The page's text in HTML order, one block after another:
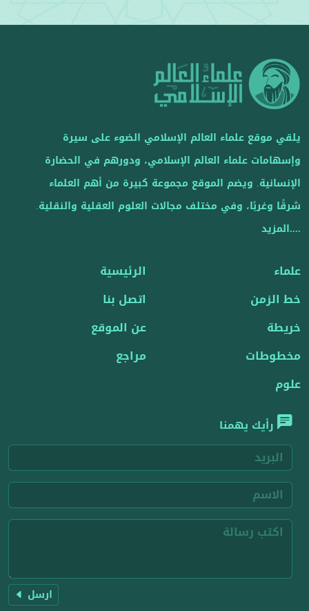
يلقي موقع علماء العالم الإسلامي الضوء على سيرة
وإسهامات علماء العالم الإسلامي، ودورهم في الحضارة
الإنسانية. ويضم الموقع مجموعة كبيرة من أهم العلماء
شرقًا وغربًا، وفي مختلف مجالات العلوم العقلية والنقلية.
....المزيد
علماء
خط الزمن
خريطة
مخطوطات
علوم
الرئيسية
اتصل بنا
عن الموقع
مراجع
رأيك يهمنا
ارسل